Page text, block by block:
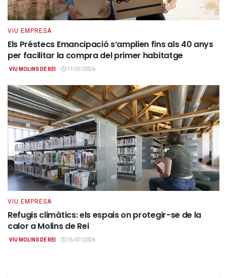
VIU EMPRESA
Els Préstecs Emancipació s’amplien fins als 40 anys
per facilitar la compra del primer habitatge
VIU MOLINS DE REI 17/07/2026
VIU EMPRESA
Refugis climàtics: els espais on protegir-se de la
calor a Molins de Rei
VIU MOLINS DE REI 15/07/2026